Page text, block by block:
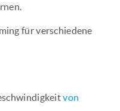
für verschiedene
von